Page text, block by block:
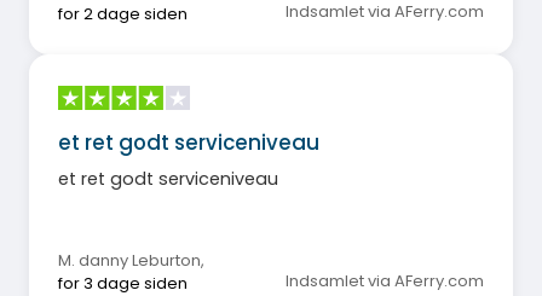
for 2 dage siden
Indsamlet via AFerry.com
et ret godt serviceniveau
et ret godt serviceniveau
M. danny Leburton,
for 3 dage siden
Indsamlet via AFerry.com